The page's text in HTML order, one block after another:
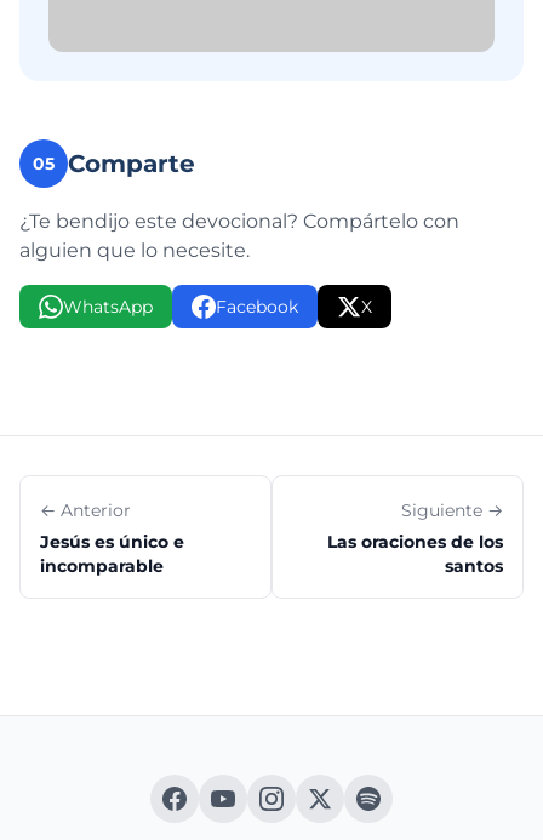
05 Comparte
¿Te bendijo este devocional? Compártelo con
alguien que lo necesite.
WhatsApp Facebook X
← Anterior
Jesús es único e
incomparable
Siguiente →
Las oraciones de los
santos